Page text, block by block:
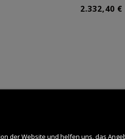
2.332,40 €
der Website und helfen uns, das